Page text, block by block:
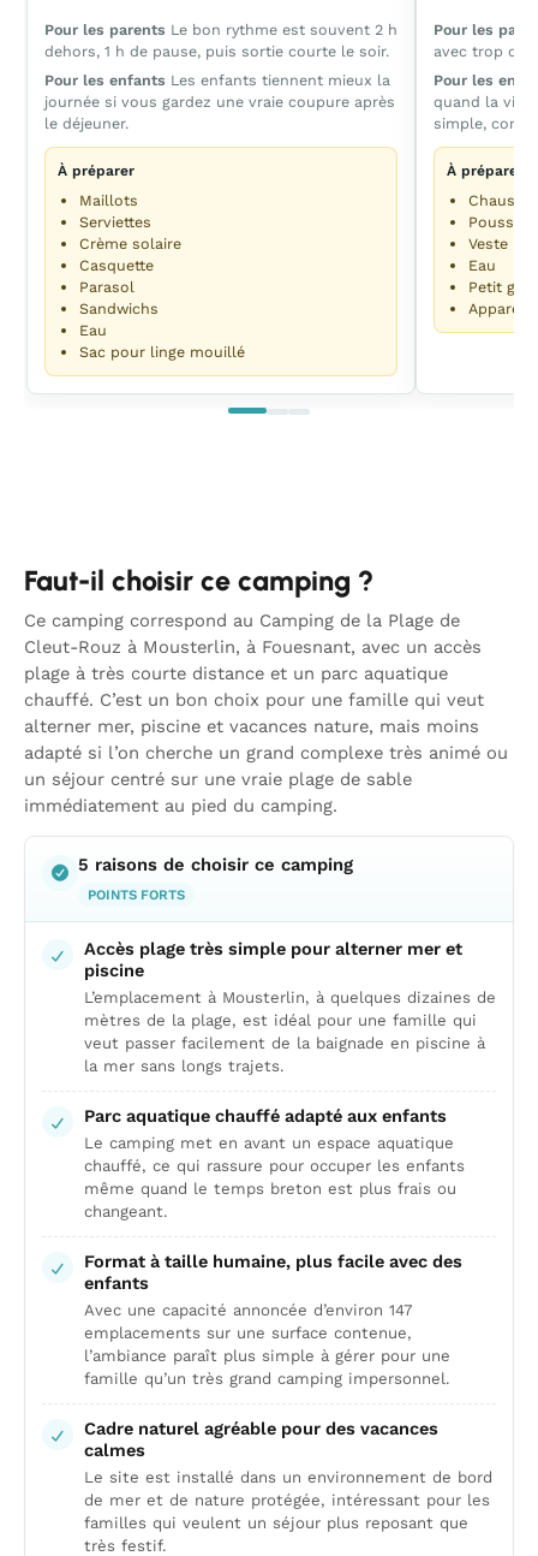
Pour les parents Le bon rythme est souvent 2 h
dehors, 1 h de pause, puis sortie courte le soir.
Pour les enfants Les enfants tiennent mieux la
journée si vous gardez une vraie coupure après
le déjeuner.
À préparer
Maillots
Serviettes
Crème solaire
Casquette
Parasol
Sandwichs
Eau
Sac pour linge mouillé
Pour les
avec trop de
Pour les
quand la
simple,
À préparer
Veste
Eau
Petit
Appareil
Faut-il choisir ce camping ?
Ce camping correspond au Camping de la Plage de
Cleut-Rouz à Mousterlin, à Fouesnant, avec un accès
plage à très courte distance et un parc aquatique
chauffé. C’est un bon choix pour une famille qui veut
alterner mer, piscine et vacances nature, mais moins
adapté si l’on cherche un grand complexe très animé ou
un séjour centré sur une vraie plage de sable
immédiatement au pied du camping.
5 raisons de choisir ce camping
POINTS FORTS
Accès plage très simple pour alterner mer et
piscine
L’emplacement à Mousterlin, à quelques dizaines de
mètres de la plage, est idéal pour une famille qui
veut passer facilement de la baignade en piscine à
la mer sans longs trajets.
Parc aquatique chauffé adapté aux enfants
Le camping met en avant un espace aquatique
chauffé, ce qui rassure pour occuper les enfants
même quand le temps breton est plus frais ou
changeant.
Format à taille humaine, plus facile avec des
enfants
Avec une capacité annoncée d’environ 147
emplacements sur une surface contenue,
l’ambiance paraît plus simple à gérer pour une
famille qu’un très grand camping impersonnel.
Cadre naturel agréable pour des vacances
calmes
Le site est installé dans un environnement de bord
de mer et de nature protégée, intéressant pour les
familles qui veulent un séjour plus reposant que
très festif.